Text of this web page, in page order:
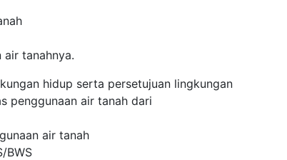
air tanahnya.
hidup serta persetujuan lingkungan
penggunaan air tanah dari
air tanah
BWS